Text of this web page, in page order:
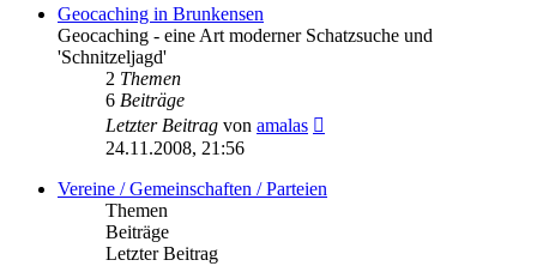
Geocaching in Brunkensen
Geocaching - eine Art moderner Schatzsuche und
'Schnitzeljagd'
2 Themen
6 Beiträge
Letzter Beitrag von amalas
24.11.2008, 21:56
Vereine / Gemeinschaften / Parteien
Themen
Beiträge
Letzter Beitrag